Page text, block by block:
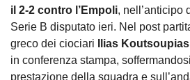
il 2-2 contro l’Empoli, nell’anticipo
Serie B disputato ieri. Nel post
greco dei ciociari Ilias Koutsoupias
in conferenza stampa,
prestazione della squadra e